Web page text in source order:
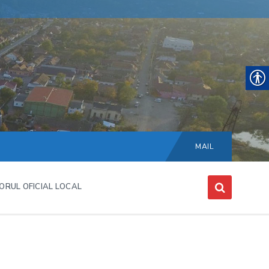
Choose
language:
MAIL
OFICIAL LOCAL